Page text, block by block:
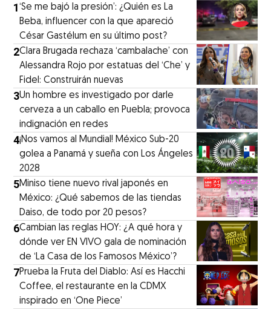
1‘Se me bajó la presión’: ¿Quién es La
Beba, influencer con la que apareció
César Gastélum en su último post?
2Clara Brugada rechaza ‘cambalache’ con
Alessandra Rojo por estatuas del ‘Che’ y
Fidel: Construirán nuevas
3Un hombre es investigado por darle
cerveza a un caballo en Puebla; provoca
indignación en redes
4¡Nos vamos al Mundial! México Sub-20
golea a Panamá y sueña con Los Ángeles
2028
5Miniso tiene nuevo rival japonés en
México: ¿Qué sabemos de las tiendas
Daiso, de todo por 20 pesos?
6Cambian las reglas HOY: ¿A qué hora y
dónde ver EN VIVO gala de nominación
de ‘La Casa de los Famosos México’?
7Prueba la Fruta del Diablo: Así es Hacchi
Coffee, el restaurante en la CDMX
inspirado en ‘One Piece’